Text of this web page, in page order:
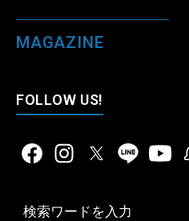
MAGAZINE
FOLLOW US!